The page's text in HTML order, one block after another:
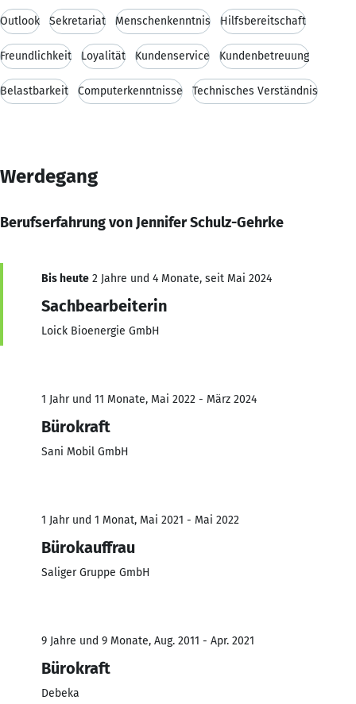
Outlook Sekretariat Menschenkenntnis Hilfsbereitschaft
Freundlichkeit Loyalität Kundenservice Kundenbetreuung
Belastbarkeit Computerkenntnisse Technisches Verständnis
Werdegang
Berufserfahrung von Jennifer Schulz-Gehrke
Bis heute 2 Jahre und 4 Monate, seit Mai 2024
Sachbearbeiterin
Loick Bioenergie GmbH
1 Jahr und 11 Monate, Mai 2022 - März 2024
Bürokraft
Sani Mobil GmbH
1 Jahr und 1 Monat, Mai 2021 - Mai 2022
Bürokauffrau
Saliger Gruppe GmbH
9 Jahre und 9 Monate, Aug. 2011 - Apr. 2021
Bürokraft
Debeka